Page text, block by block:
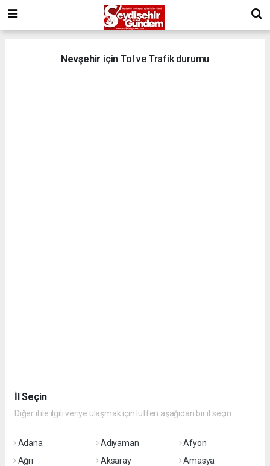
Nevşehir için Tol ve Trafik durumu
İl Seçin
Diğer il ile ilgili veriye ulaşmak için lütfen aşağıdan bir il seçin
Adana Adıyaman
Afyon
Ağrı
Aksaray
Amasya